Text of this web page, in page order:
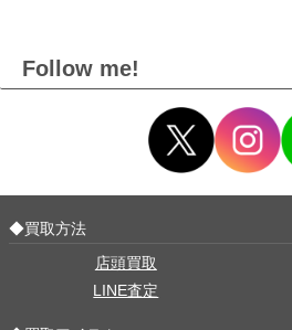
Follow me!
◆買取方法
店頭買取
LINE査定